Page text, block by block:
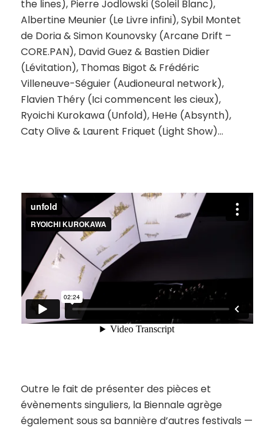
the lines), Pierre Jodlowski (Soleil Blanc),
Albertine Meunier (Le Livre infini), Sybil Montet
de Doria & Simon Kounovsky (Arcane Drift –
CORE.PAN), David Guez & Bastien Didier
(Lévitation), Thomas Bigot & Frédéric
Villeneuve-Séguier (Audioneural network),
Flavien Théry (Ici commencent les cieux),
Ryoichi Kurokawa (Unfold), HeHe (Absynth),
Caty Olive & Laurent Friquet (Light Show)…
Outre le fait de présenter des pièces et
évènements singuliers, la Biennale agrège
également sous sa bannière d’autres festivals —